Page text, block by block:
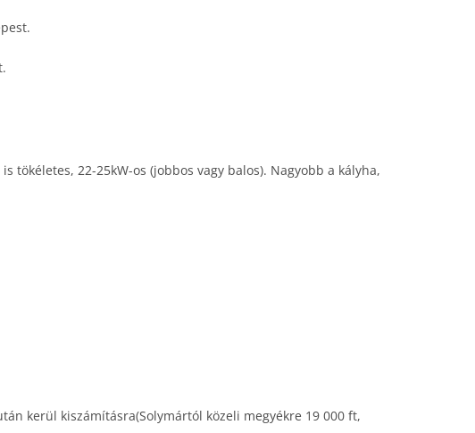
22-25kW-os (jobbos vagy balos). Nagyobb a kályha,
kerül kiszámításra(Solymártól közeli megyékre 19 000 ft,